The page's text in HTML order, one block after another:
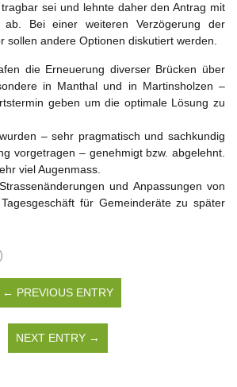
sei und lehnte daher den Antrag mit
ab. Bei einer weiteren Verzögerung der
sollen andere Optionen diskutiert werden.
die Erneuerung diverser Brücken über
in Manthal und in Martinsholzen –
geben um die optimale Lösung zu
– sehr pragmatisch und sachkundig
vorgetragen – genehmigt bzw. abgelehnt.
viel Augenmass.
und Anpassungen von
für Gemeinderäte zu später
← PREVIOUS ENTRY
NEXT ENTRY →